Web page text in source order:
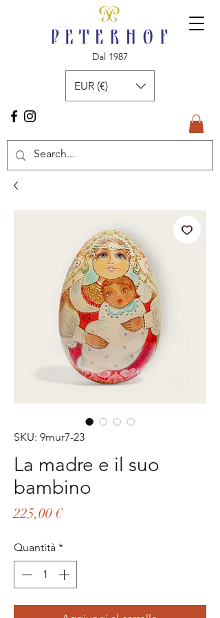
Dal 1987
EUR (€)
SKU: 9mur7-23
La madre e il suo
bambino
225,00 €Prezzo
Quantità *